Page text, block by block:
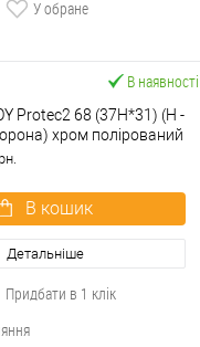
У обране
В наявності
Protec2 68 (37H*31) (H -
хром полірований
В кошик
Детальніше
Придбати в 1 клік